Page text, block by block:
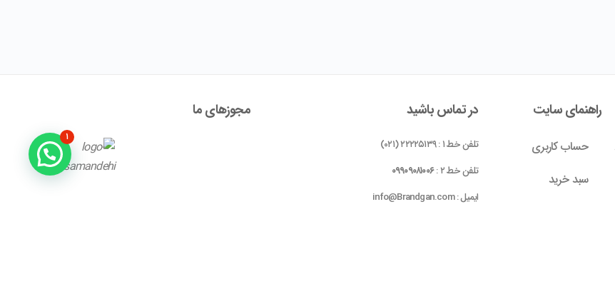
راهنمای سایت
حساب کاربری
سبد خرید
در تماس باشید
تلفن خط ۱ : ۲۲۲۲۵۱۳۹ (۰۲۱)
تلفن خط ۲ :
۰۹۹۰۹۰۸۱۰۰۶
ایمیل : info@Brandgan.com
مجوز‌های ما
۱